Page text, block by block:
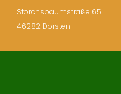
Storchsbaumstraße 65
46282 Dorsten